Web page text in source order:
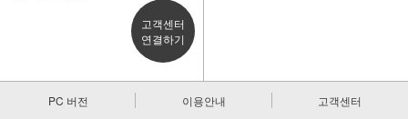
고객센터
연결하기
PC 버전 이용안내 고객센터